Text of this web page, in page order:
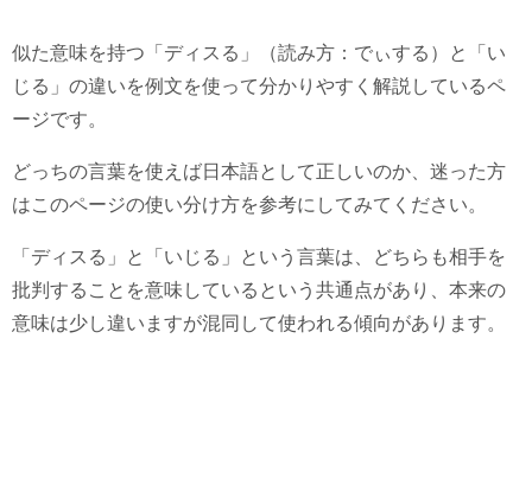
似た意味を持つ「ディスる」（読み方：でぃする）と「い
じる」の違いを例文を使って分かりやすく解説しているペ
ージです。
どっちの言葉を使えば日本語として正しいのか、迷った方
はこのページの使い分け方を参考にしてみてください。
「ディスる」と「いじる」という言葉は、どちらも相手を
批判することを意味しているという共通点があり、本来の
意味は少し違いますが混同して使われる傾向があります。